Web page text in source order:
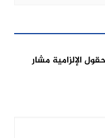
الإلزامية مشار